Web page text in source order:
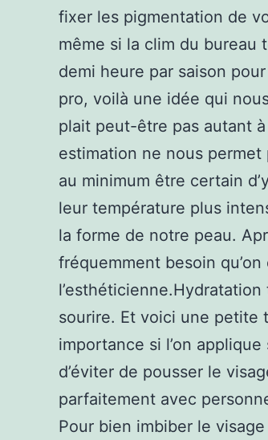
fixer les pigmentation de
même si la clim du bureau
demi heure par saison
pro, voilà une idée qui
plait peut-être pas autant
estimation ne nous
au minimum être certain
leur température plus
la forme de notre peau.
fréquemment besoin
sourire. Et voici une petite
importance si l’on
d’éviter de pousser le
parfaitement avec
Pour bien imbiber le